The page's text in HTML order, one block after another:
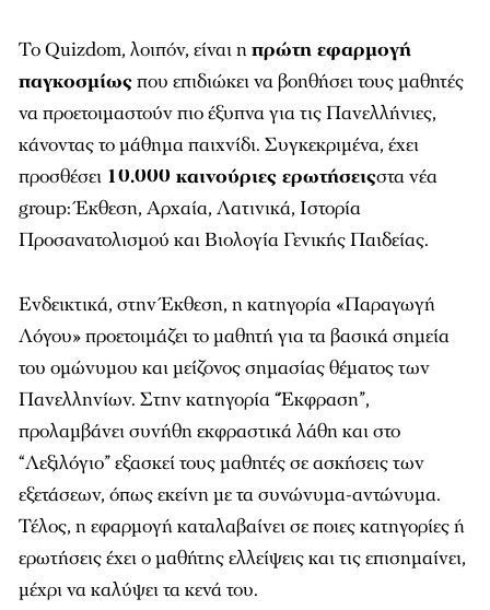
Το Quizdom, λοιπόν, είναι ηπρώτη εφαρμογή
παγκοσμίωςπου επιδιώκει να βοηθήσει τους μαθητές
να προετοιμαστούν πιο έξυπνα για τις Πανελλήνιες,
κάνοντας το μάθημα παιχνίδι. Συγκεκριμένα, έχει
προσθέσει 10.000 καινούριες ερωτήσειςστα νέα
group: Έκθεση, Αρχαία, Λατινικά, Ιστορία
Προσανατολισμού και Βιολογία Γενικής Παιδείας.
Ενδεικτικά, στην Έκθεση, η κατηγορία «Παραγωγή
Λόγου» προετοιμάζει το μαθητή για τα βασικά σημεία
του ομώνυμου και μείζονος σημασίας θέματος των
Πανελληνίων. Στην κατηγορία “Έκφραση”,
προλαμβάνει συνήθη εκφραστικά λάθη και στο
“Λεξιλόγιο” εξασκεί τους μαθητές σε ασκήσεις των
εξετάσεων, όπως εκείνη με τα συνώνυμα-αντώνυμα.
Τέλος, η εφαρμογή καταλαβαίνει σε ποιες κατηγορίες ή
ερωτήσεις έχει ο μαθήτης ελλείψεις και τις επισημαίνει,
μέχρι να καλύψει τα κενά του.